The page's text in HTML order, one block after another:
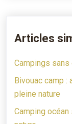
Articles
Campings sans
Bivouac camp :
pleine nature
Camping océan